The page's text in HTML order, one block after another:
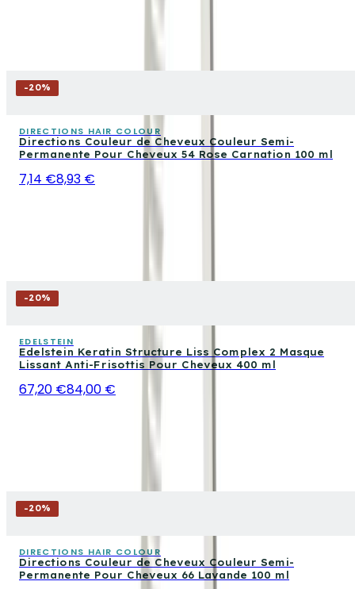
-20%
DIRECTIONS HAIR COLOUR
Directions Couleur de Cheveux Couleur Semi-
Permanente Pour Cheveux 54 Rose Carnation 100 ml
7,14 €8,93 €
-20%
EDELSTEIN
Edelstein Keratin Structure Liss Complex 2 Masque
Lissant Anti-Frisottis Pour Cheveux 400 ml
67,20 €84,00 €
-20%
DIRECTIONS HAIR COLOUR
Directions Couleur de Cheveux Couleur Semi-
Permanente Pour Cheveux 66 Lavande 100 ml